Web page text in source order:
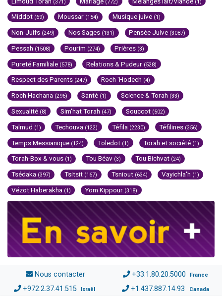
(371) (772) (1)
Middot (69) Moussar (154) Musique juive (1)
Non-Juifs (249) Nos Sages (131) Pensée Juive (3087)
Pessah (1508) Pourim (274) Prières (3)
Pureté Familiale (578) Relations & Pudeur (528)
Respect des Parents (247) Roch 'Hodech (4)
Roch Hachana (296) Santé (1) Science & Torah (33)
Sexualité (8) Sim'hat Torah (47) Souccot (502)
Talmud (1) Techouva (122) Téfila (2230) Téfilines (356)
Temps Messianique (124) Toledot (1) Torah et société (1)
Torah-Box & vous (1) Tou Béav (3) Tou Bichvat (24)
Tsédaka (397) Tsitsit (167) Tsniout (634) Vayichla'h (1)
Vézot Haberakha (1) Yom Kippour (318)
Nous contacter +33.1.80.20.5000 France
+972.2.37.41.515 Israël +1.437.887.14.93 Canada